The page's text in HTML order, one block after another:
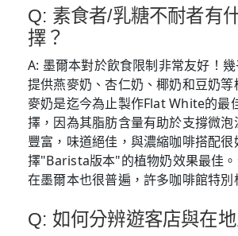
Q: 素食者/乳糖不耐者有
擇？
A: 墨爾本對於飲食限制非常友好！
提供燕麥奶、杏仁奶、椰奶和豆奶
麥奶是迄今為止製作Flat White的最
擇，因為其脂肪含量有助於支撐微
豐富，味道絕佳，與濃縮咖啡搭配很
擇"Barista版本"的植物奶效果最佳
在墨爾本也很普遍，許多咖啡館特別
Q: 如何分辨遊客店與在